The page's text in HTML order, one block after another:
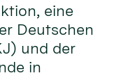
eine
Deutschen
und der
in